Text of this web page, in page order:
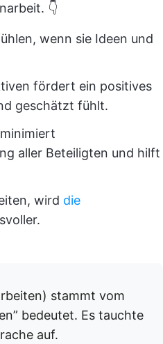
👇
wenn sie Ideen und
fördert ein positives
geschätzt fühlt.
aller Beteiligten und hilft
wird die
stammt vom
bedeutet. Es tauchte
auf.